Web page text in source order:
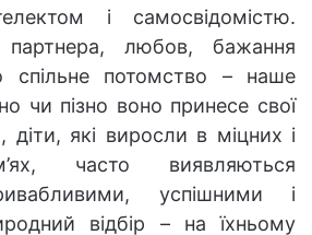
і самосвідомістю.
партнера, любов, бажання
спільне потомство – наше
чи пізно воно принесе свої
які виросли в міцних і
часто виявляються
успішними і
відбір – на їхньому